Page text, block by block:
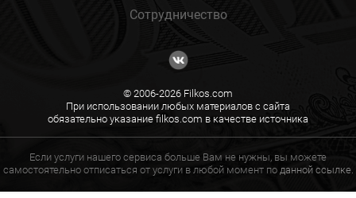
Сотрудничество
© 2006-2026 Filkos.com
При использовании любых материалов с сайта
обязательно указание filkos.com в качестве источника
Если услуги нашего сервиса больше Вам не нужны, вы можете
самостоятельно отписаться от услуги в любой момент по данной ссылке.